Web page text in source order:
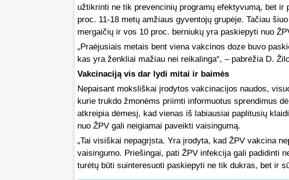
užtikrinti ne tik prevencinių programų efektyvumą, bet ir
proc. 11-18 metų amžiaus gyventojų grupėje. Tačiau
mergaičių ir vos 10 proc. berniukų yra paskiepyti nuo
„Praėjusiais metais bent viena vakcinos doze buvo
kas yra ženkliai mažiau nei reikalinga“, – pabrėžia D.
Vakcinaciją vis dar lydi mitai ir baimės
Nepaisant moksliškai įrodytos vakcinacijos naudos,
kurie trukdo žmonėms priimti informuotus sprendimus
atkreipia dėmesį, kad vienas iš labiausiai paplitusių
nuo ŽPV gali neigiamai paveikti vaisingumą.
„Tai visiškai nepagrįsta. Yra įrodyta, kad ŽPV vakcina
vaisingumo. Priešingai, pati ŽPV infekcija gali padidinti
turėtų būti suinteresuoti paskiepyti ne tik dukras, bet ir